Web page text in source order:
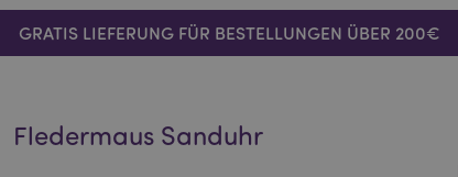
GRATIS LIEFERUNG FÜR BESTELLUNGEN ÜBER 200€
Fledermaus Sanduhr